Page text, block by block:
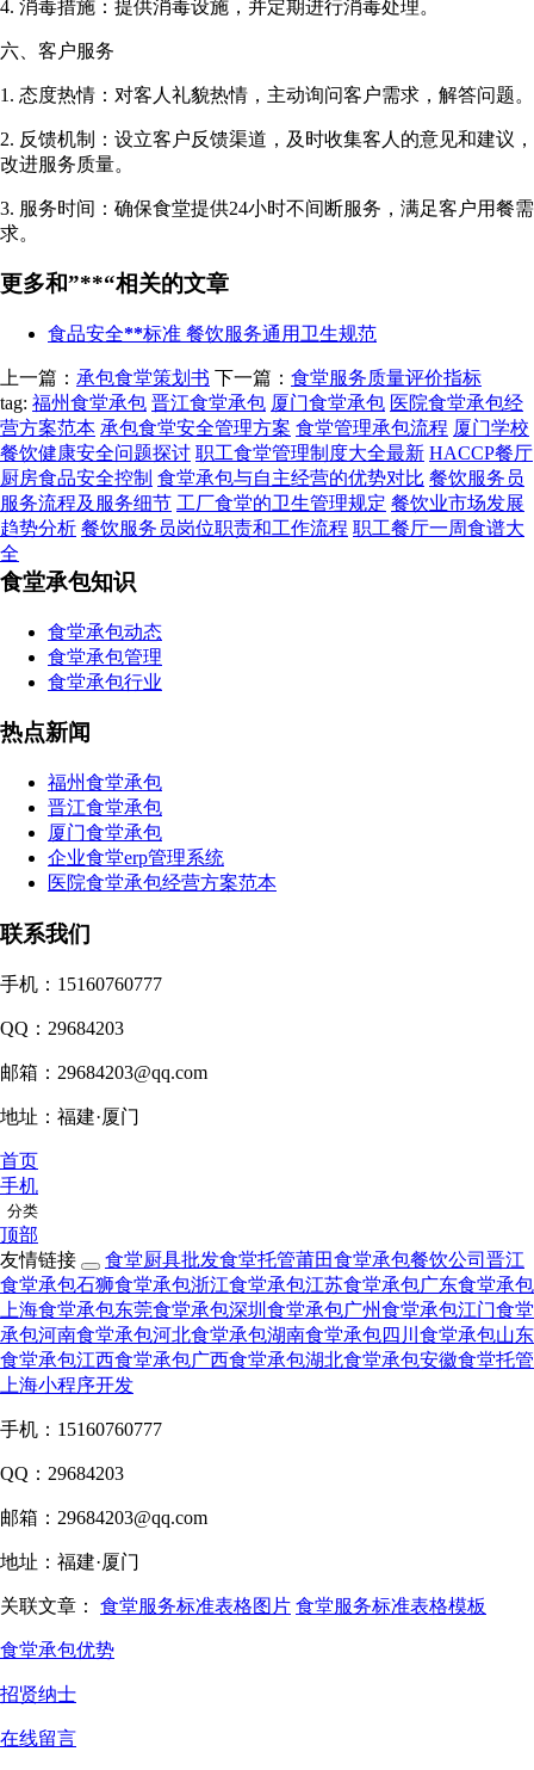
4. 消毒措施：提供消毒设施，并定期进行消毒处理。
六、客户服务
1. 态度热情：对客人礼貌热情，主动询问客户需求，解答问题。
2. 反馈机制：设立客户反馈渠道，及时收集客人的意见和建议，
改进服务质量。
3. 服务时间：确保食堂提供24小时不间断服务，满足客户用餐需
求。
更多和”**“相关的文章
食品安全**标准 餐饮服务通用卫生规范
上一篇： 承包食堂策划书 下一篇： 食堂服务质量评价指标
tag: 福州食堂承包 晋江食堂承包 厦门食堂承包 医院食堂承包经
营方案范本 承包食堂安全管理方案 食堂管理承包流程 厦门学校
餐饮健康安全问题探讨 职工食堂管理制度大全最新 HACCP餐厅
厨房食品安全控制 食堂承包与自主经营的优势对比 餐饮服务员
服务流程及服务细节 工厂食堂的卫生管理规定 餐饮业市场发展
趋势分析 餐饮服务员岗位职责和工作流程 职工餐厅一周食谱大
全
食堂承包知识
食堂承包动态
食堂承包管理
食堂承包行业
热点新闻
福州食堂承包
晋江食堂承包
厦门食堂承包
企业食堂erp管理系统
医院食堂承包经营方案范本
联系我们
手机：15160760777
QQ：29684203
邮箱：29684203@qq.com
地址：福建·厦门
首页
手机
分类
顶部
友情链接
食堂厨具批发食堂托管莆田食堂承包餐饮公司 晋江
食堂承包石狮食堂承包浙江食堂承包江苏食堂承包广东食堂承包
上海食堂承包东莞食堂承包深圳食堂承包广州食堂承包江门食堂
承包河南食堂承包河北食堂承包湖南食堂承包四川食堂承包山东
食堂承包江西食堂承包广西食堂承包湖北食堂承包安徽食堂托管
上海小程序开发
手机：15160760777
QQ：29684203
邮箱：29684203@qq.com
地址：福建·厦门
关联文章： 食堂服务标准表格图片 食堂服务标准表格模板
食堂承包优势
招贤纳士
在线留言